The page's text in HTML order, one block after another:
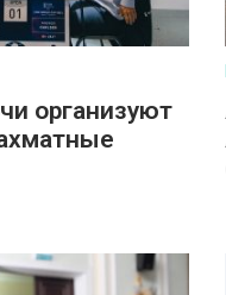
организуют